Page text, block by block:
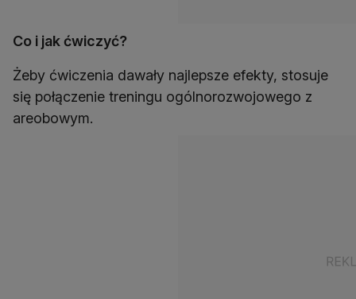
Co i jak ćwiczyć?
Żeby ćwiczenia dawały najlepsze efekty, stosuje
się połączenie treningu ogólnorozwojowego z
areobowym.